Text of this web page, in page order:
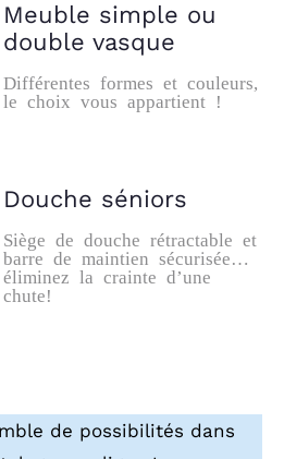
Meuble simple ou
double vasque
Différentes formes et couleurs,
le choix vous appartient !
Douche séniors
Siège de douche rétractable et
barre de maintien sécurisée…
éliminez la crainte d’une
chute!
de possibilités dans